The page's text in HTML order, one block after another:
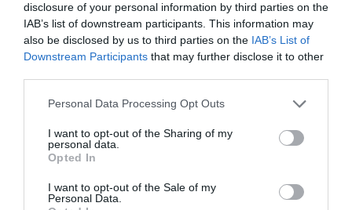
disclosure of your personal information by third parties on the
IAB’s list of downstream participants. This information may
also be disclosed by us to third parties on the IAB’s List of
Downstream Participants that may further disclose it to other
Personal Data Processing Opt Outs
I want to opt-out of the Sharing of my
personal data.
Opted In
I want to opt-out of the Sale of my
Personal Data.
activado discretamente las conversaciones entre
capitales. El rumor, publicado por la prensa
anglosajona y alimentado...